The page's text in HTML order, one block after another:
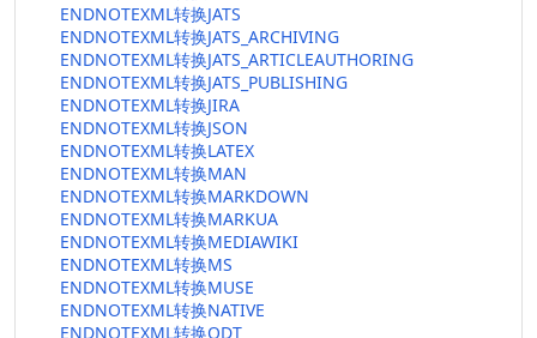
ENDNOTEXML转换JATS
ENDNOTEXML转换JATS_ARCHIVING
ENDNOTEXML转换JATS_ARTICLEAUTHORING
ENDNOTEXML转换JATS_PUBLISHING
ENDNOTEXML转换JIRA
ENDNOTEXML转换JSON
ENDNOTEXML转换LATEX
ENDNOTEXML转换MAN
ENDNOTEXML转换MARKDOWN
ENDNOTEXML转换MARKUA
ENDNOTEXML转换MEDIAWIKI
ENDNOTEXML转换MS
ENDNOTEXML转换MUSE
ENDNOTEXML转换NATIVE
ENDNOTEXML转换ODT